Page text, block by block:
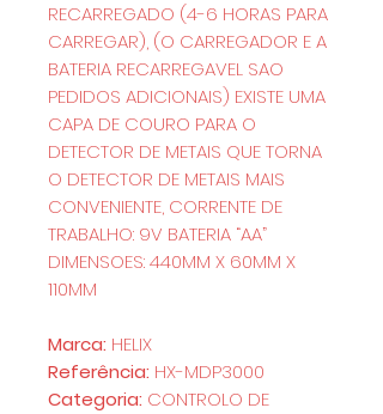
RECARREGADO (4-6 HORAS PARA
CARREGAR), (O CARREGADOR E A
BATERIA RECARREGAVEL SAO
PEDIDOS ADICIONAIS) EXISTE UMA
CAPA DE COURO PARA O
DETECTOR DE METAIS QUE TORNA
O DETECTOR DE METAIS MAIS
CONVENIENTE, CORRENTE DE
TRABALHO: 9V BATERIA “AA”
DIMENSOES: 440MM X 60MM X
110MM
Marca: HELIX
Referência: HX-MDP3000
Categoria: CONTROLO DE